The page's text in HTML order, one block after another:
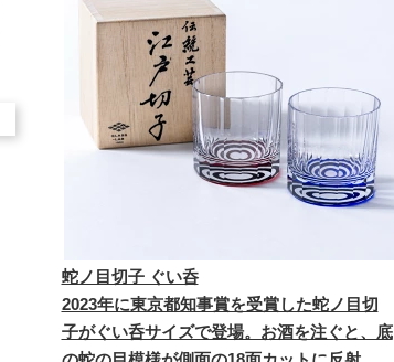
蛇ノ目切子 ぐい呑
2023年に東京都知事賞を受賞した蛇ノ目切
子がぐい呑サイズで登場。お酒を注ぐと、底